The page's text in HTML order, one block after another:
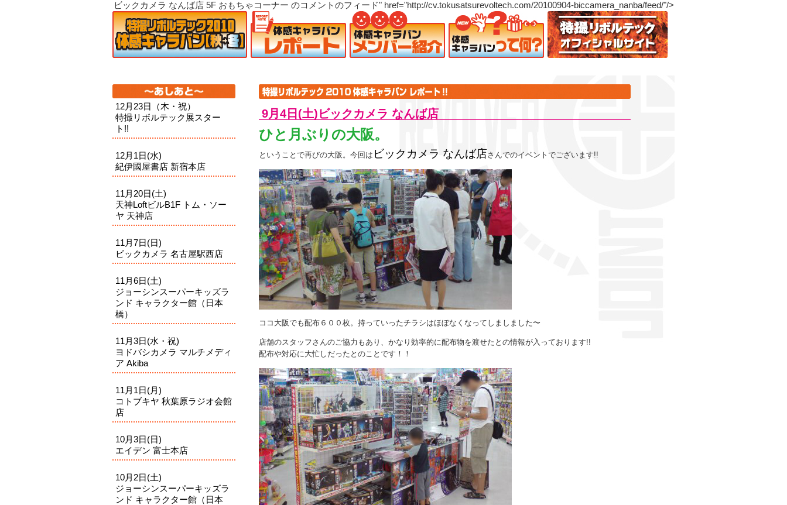
ビックカメラ なんば店 5F おもちゃコーナー のコメントのフィード" href="http://cv.tokusatsurevoltech.com/20100904-biccamera_nanba/feed/"/>
12月23日（木・祝）
特撮リボルテック展スター
ト!!
12月1日(水)
紀伊國屋書店 新宿本店
11月20日(土)
天神LoftビルB1F トム・ソー
ヤ 天神店
11月7日(日)
ビックカメラ 名古屋駅西店
11月6日(土)
ジョーシンスーパーキッズラ
ンド キャラクター館（日本
橋）
11月3日(水・祝)
ヨドバシカメラ マルチメディ
ア Akiba
11月1日(月)
コトブキヤ 秋葉原ラジオ会館
店
10月3日(日)
エイデン 富士本店
10月2日(土)
ジョーシンスーパーキッズラ
ンド キャラクター館（日本
9月4日(土)ビックカメラ なんば店
ひと月ぶりの大阪。
ということで再びの大阪。今回は ビックカメラ なんば店さんでのイベントでございます!!
ココ大阪でも配布６００枚。持っていったチラシはほぼなくなってしましました〜
店舗のスタッフさんのご協力もあり、かなり効率的に配布物を渡せたとの情報が入っております!!
配布や対応に大忙しだったとのことです！！